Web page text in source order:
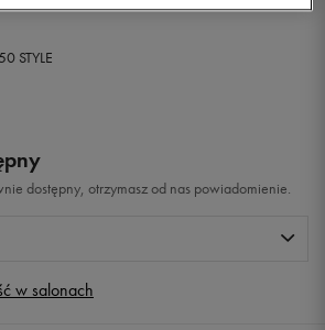
STYLE
dostępny, otrzymasz od nas powiadomienie.
w salonach